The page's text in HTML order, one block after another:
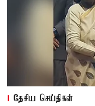
தேசிய செய்திகள்